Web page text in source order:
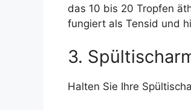
das 10 bis 20 Tropfen
fungiert als Tensid und
3.
Halten Sie Ihre